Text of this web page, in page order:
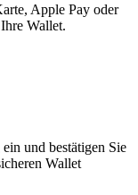
Apple Pay oder
Wallet.
und bestätigen Sie
Wallet